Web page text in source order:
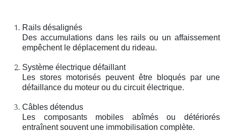
Rails désalignés
Des accumulations dans les rails ou un affaissement
empêchent le déplacement du rideau.
Système électrique défaillant
Les stores motorisés peuvent être bloqués par une
défaillance du moteur ou du circuit électrique.
Câbles détendus
Les composants mobiles abîmés ou détériorés
entraînent souvent une immobilisation complète.